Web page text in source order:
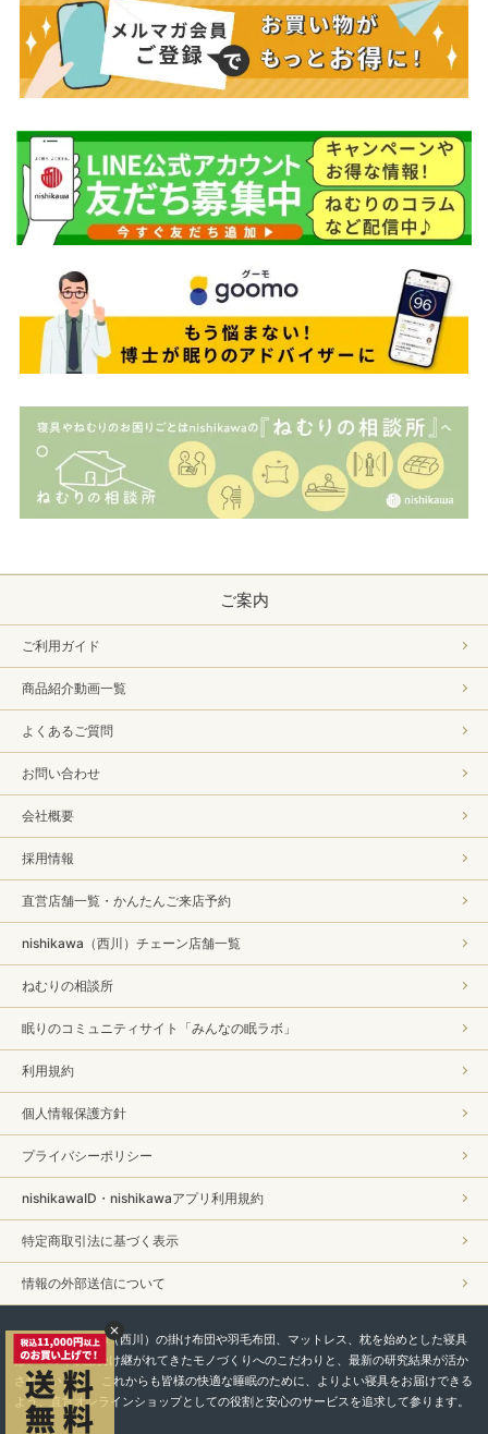
ご案内
ご利用ガイド
商品紹介動画一覧
よくあるご質問
お問い合わせ
会社概要
採用情報
直営店舗一覧・かんたんご来店予約
nishikawa（西川）チェーン店舗一覧
ねむりの相談所
眠りのコミュニティサイト「みんなの眠ラボ」
利用規約
個人情報保護方針
プライバシーポリシー
nishikawaID・nishikawaアプリ利用規約
特定商取引法に基づく表示
情報の外部送信について
私たちnishikawa（西川）の掛け布団や羽毛布団、マットレス、枕を始めとした寝具
は、450年以上受け継がれてきたモノづくりへのこだわりと、最新の研究結果が活か
されています。 これからも皆様の快適な睡眠のために、よりよい寝具をお届けできる
よう、直営オンラインショップとしての役割と安心のサービスを追求して参ります。